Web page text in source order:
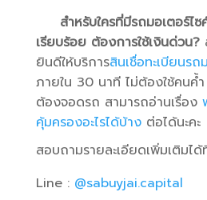
สำหรับใครที่มีรถมอเตอร์ไซ
เรียบร้อย ต้องการใช้เงินด่วน?
ยินดีให้บริการสินเชื่อทะเบียนรถ
ภายใน 30 นาที ไม่ต้องใช้คนค้
ต้องจอดรถ สามารถอ่านเรื่อง
คุ้มครองอะไรได้บ้างต่อได้นะคะ
สอบถามรายละเอียดเพิ่มเติมได้
Line : @sabuyjai.capital